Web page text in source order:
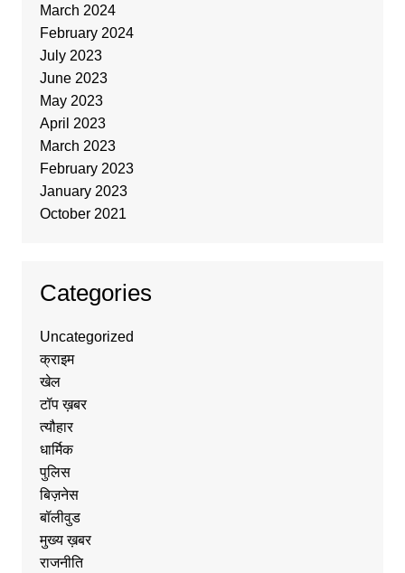
March 2024
February 2024
July 2023
June 2023
May 2023
April 2023
March 2023
February 2023
January 2023
October 2021
Categories
Uncategorized
क्राइम
खेल
टॉप ख़बर
त्यौहार
धार्मिक
पुलिस
बिज़नेस
बॉलीवुड
मुख्य ख़बर
राजनीति